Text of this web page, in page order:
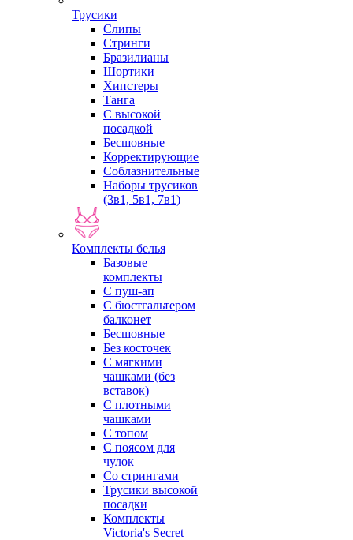
Трусики
Слипы
Стринги
Бразилианы
Шортики
Хипстеры
Танга
С высокой
посадкой
Бесшовные
Корректирующие
Соблазнительные
Наборы трусиков
(3в1, 5в1, 7в1)
Комплекты белья
Базовые
комплекты
С пуш-ап
С бюстгальтером
балконет
Бесшовные
Без косточек
С мягкими
чашками (без
вставок)
С плотными
чашками
С топом
С поясом для
чулок
Со стрингами
Трусики высокой
посадки
Комплекты
Victoria's Secret